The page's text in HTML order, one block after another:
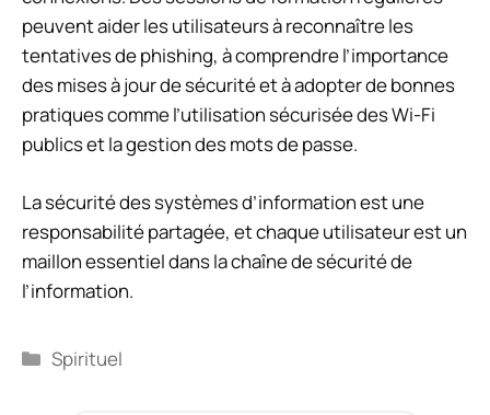
peuvent aider les utilisateurs à reconnaître les
tentatives de phishing, à comprendre l’importance
des mises à jour de sécurité et à adopter de bonnes
pratiques comme l’utilisation sécurisée des Wi-Fi
publics et la gestion des mots de passe.
La sécurité des systèmes d’information est une
responsabilité partagée, et chaque utilisateur est un
maillon essentiel dans la chaîne de sécurité de
l’information.
Catégories
Spirituel